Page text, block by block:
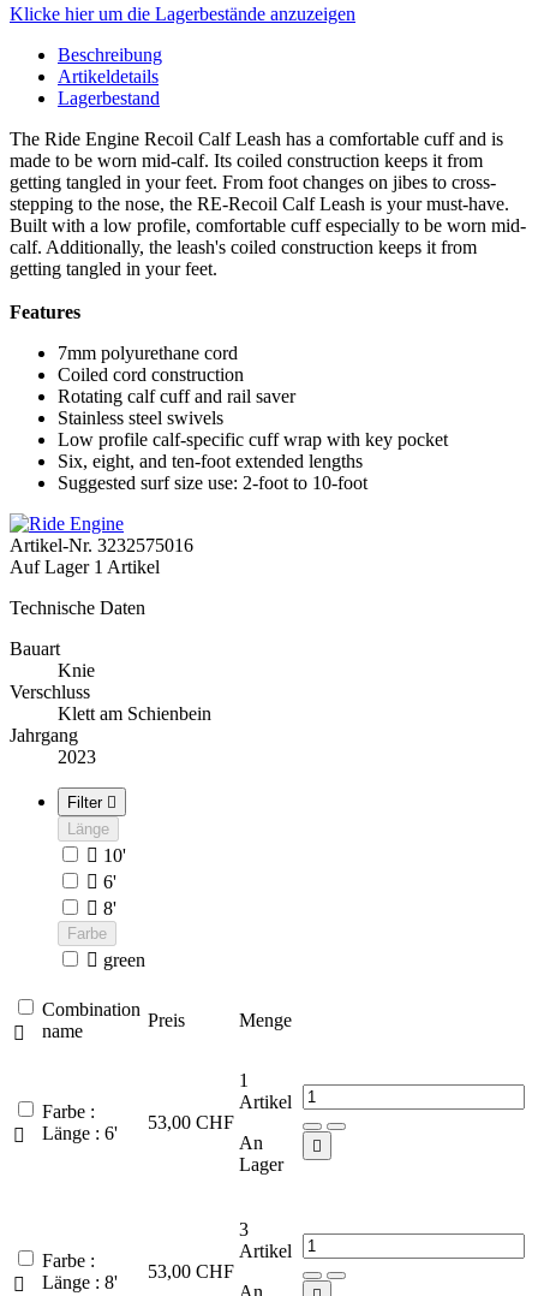
Klicke hier um die Lagerbestände anzuzeigen
Beschreibung
Artikeldetails
Lagerbestand
The Ride Engine Recoil Calf Leash has a comfortable cuff and is
made to be worn mid-calf. Its coiled construction keeps it from
getting tangled in your feet. From foot changes on jibes to cross-
stepping to the nose, the RE-Recoil Calf Leash is your must-have.
Built with a low profile, comfortable cuff especially to be worn mid-
calf. Additionally, the leash's coiled construction keeps it from
getting tangled in your feet.
Features
7mm polyurethane cord
Coiled cord construction
Rotating calf cuff and rail saver
Stainless steel swivels
Low profile calf-specific cuff wrap with key pocket
Six, eight, and ten-foot extended lengths
Suggested surf size use: 2-foot to 10-foot
Artikel-Nr. 3232575016
Auf Lager 1 Artikel
Technische Daten
Bauart
Knie
Verschluss
Klett am Schienbein
Jahrgang
2023
Filter 
Länge
 10'
 6'
 8'
Farbe
 green

Combination
name
Preis Menge

Farbe :
Länge : 6'
53,00 CHF
1
Artikel
An
Lager


Farbe :
Länge : 8'
53,00 CHF
3
Artikel